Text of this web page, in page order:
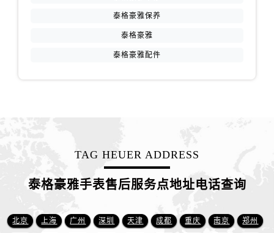
河南省郑州市二七区民主路10号华润大厦29层2905室泰格豪雅售后服务中心（需提前预约）
泰格豪雅保养
泰格豪雅
泰格豪雅配件
TAG HEUER ADDRESS
泰格豪雅手表售后服务点地址电话查询
北京 上海 广州 深圳 天津 成都 重庆 南京 郑州